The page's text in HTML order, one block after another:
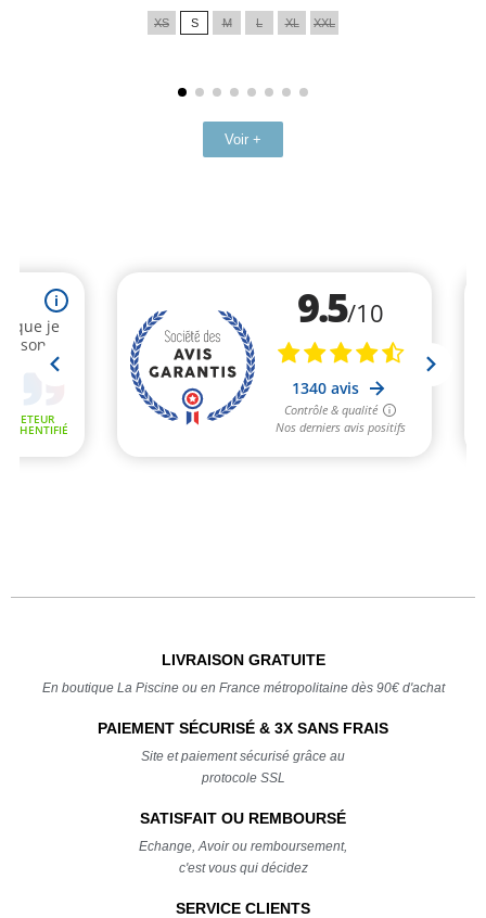
XS S M L XL XXL
Voir +
LIVRAISON GRATUITE
En boutique La Piscine ou en France métropolitaine dès 90€ d'achat
PAIEMENT SÉCURISÉ & 3X SANS FRAIS
Site et paiement sécurisé grâce au
protocole SSL
SATISFAIT OU REMBOURSÉ
Echange, Avoir ou remboursement,
c'est vous qui décidez
SERVICE CLIENTS